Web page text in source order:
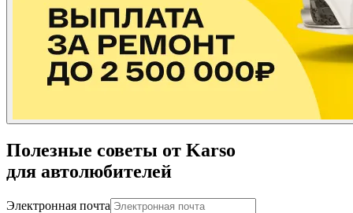
Полезные советы от Karso
для автолюбителей
Электронная почта